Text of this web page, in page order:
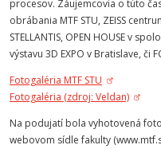
procesov. Záujemcovia o túto
obrábania MTF STU, ZEISS
STELLANTIS, OPEN HOUSE v
výstavu 3D EXPO v Bratislave, či
Fotogaléria MTF STU
Fotogaléria (zdroj: Veldan)
Na podujatí bola vyhotovená
webovom sídle fakulty